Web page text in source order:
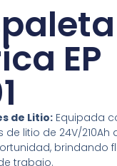
EP
de Litio: Equipada
litio de 24V/210Ah
brindando
trabajo.